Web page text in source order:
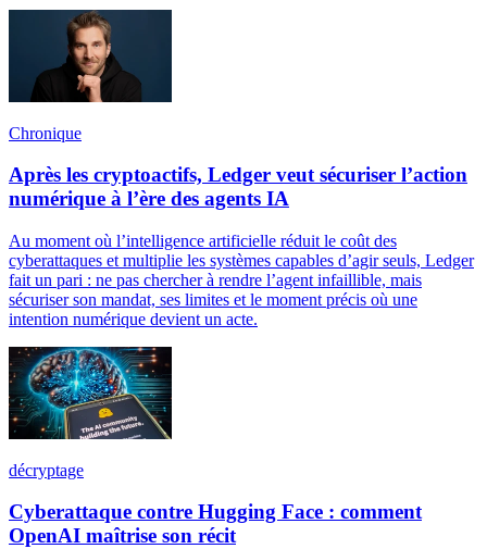
Chronique
Après les cryptoactifs, Ledger veut sécuriser l’action
numérique à l’ère des agents IA
Au moment où l’intelligence artificielle réduit le coût des
cyberattaques et multiplie les systèmes capables d’agir seuls, Ledger
fait un pari : ne pas chercher à rendre l’agent infaillible, mais
sécuriser son mandat, ses limites et le moment précis où une
intention numérique devient un acte.
décryptage
Cyberattaque contre Hugging Face : comment
OpenAI maîtrise son récit